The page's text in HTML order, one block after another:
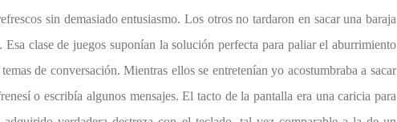
sin demasiado entusiasmo. Los otros no tardaron en sacar una baraja
Esa clase de juegos suponían la solución perfecta para paliar el aburrimiento
de conversación. Mientras ellos se entretenían yo acostumbraba a sacar
o escribía algunos mensajes. El tacto de la pantalla era una caricia para